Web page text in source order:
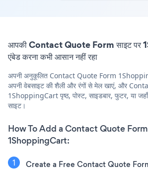
आपकी Contact Quote Form साइट पर
एंबेड करना कभी आसान नहीं रहा
अपनी अनुकूलित Contact Quote Form
अपनी वेबसाइट की शैली और रंगों से मेल खाएं, और
1ShoppingCart पृष्ठ, पोस्ट, साइडबार, फुटर, या
साइट।
How To Add a Contact Quote
1ShoppingCart:
Create a Free Contact Quote